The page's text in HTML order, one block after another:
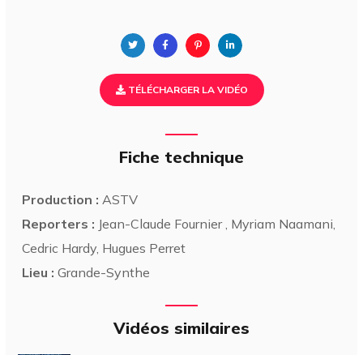
TÉLÉCHARGER LA VIDÉO
Fiche technique
Production : ASTV
Reporters : Jean-Claude Fournier , Myriam Naamani,
Cedric Hardy, Hugues Perret
Lieu : Grande-Synthe
Vidéos similaires